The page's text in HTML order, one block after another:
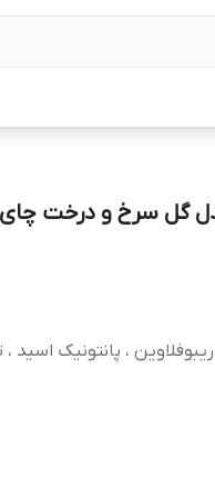
گل سرخ و درخت
،کلاژن ، امگا 3،6،9 ، ریبوفلاوین ، پانتونیک